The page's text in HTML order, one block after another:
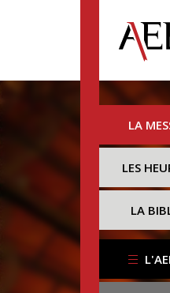
LA
LES
LA